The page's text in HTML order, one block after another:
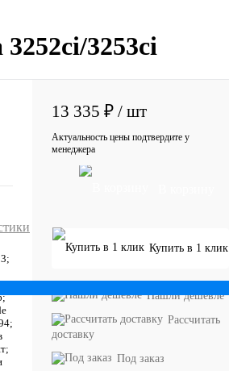
3253ci
13 335 ₽ / шт
Актуальность цены подтвердите у
менеджера
Купить в 1 клик
Нашли дешевле
Рассчитать
доставку
Под заказ